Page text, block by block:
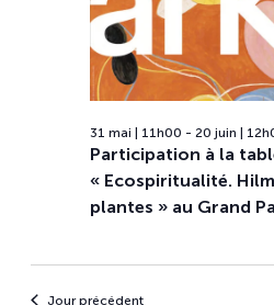
Participation à la
« Ecospiritualité.
plantes » au Grand
31 mai | 11h00 - 20 juin |
Jour précédent